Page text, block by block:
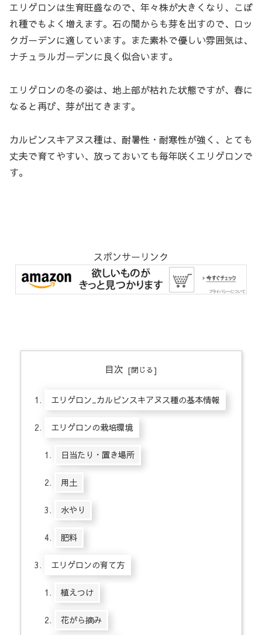
エリゲロンは生育旺盛なので、年々株が大きくなり、こぼ
れ種でもよく増えます。石の間からも芽を出すので、ロッ
クガーデンに適しています。また素朴で優しい雰囲気は、
ナチュラルガーデンに良く似合います。
エリゲロンの冬の姿は、地上部が枯れた状態ですが、春に
なると再び、芽が出てきます。
カルビンスキアヌス種は、耐暑性・耐寒性が強く、とても
丈夫で育てやすい、放っておいても毎年咲くエリゲロンで
す。
スポンサーリンク
目次
エリゲロン_カルビンスキアヌス種の基本情報
エリゲロンの栽培環境
日当たり・置き場所
用土
水やり
肥料
エリゲロンの育て方
植えつけ
花がら摘み